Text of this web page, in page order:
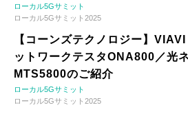
ローカル5Gサミット
ローカル5Gサミット2025
【コーンズテクノロジー】
ットワークテスタONA800／光
MTS5800のご紹介
ローカル5Gサミット
ローカル5Gサミット2025